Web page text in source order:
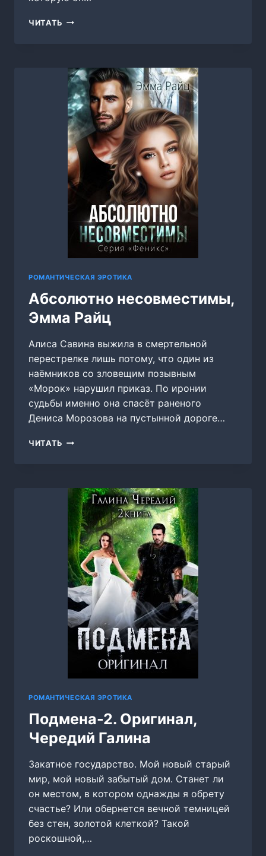
ЧИТАТЬ В
БЕРЕМЕННА
ОТ
МОНСТРА,
ВИКТОРИЯ
ВЕСТИЧ
РОМАНТИЧЕСКАЯ ЭРОТИКА
Абсолютно несовместимы,
Эмма Райц
Алиса Савина выжила в смертельной
перестрелке лишь потому, что один из
наёмников со зловещим позывным
«Морок» нарушил приказ. По иронии
судьбы именно она спасёт раненого
Дениса Морозова на пустынной дороге…
ЧИТАТЬ АБСОЛЮТНО
РОМАНТИЧЕСКАЯ ЭРОТИКА
Подмена-2. Оригинал,
Чередий Галина
Закатное государство. Мой новый старый
мир, мой новый забытый дом. Станет ли
он местом, в котором однажды я обрету
счастье? Или обернется вечной темницей
без стен, золотой клеткой? Такой
роскошной,…